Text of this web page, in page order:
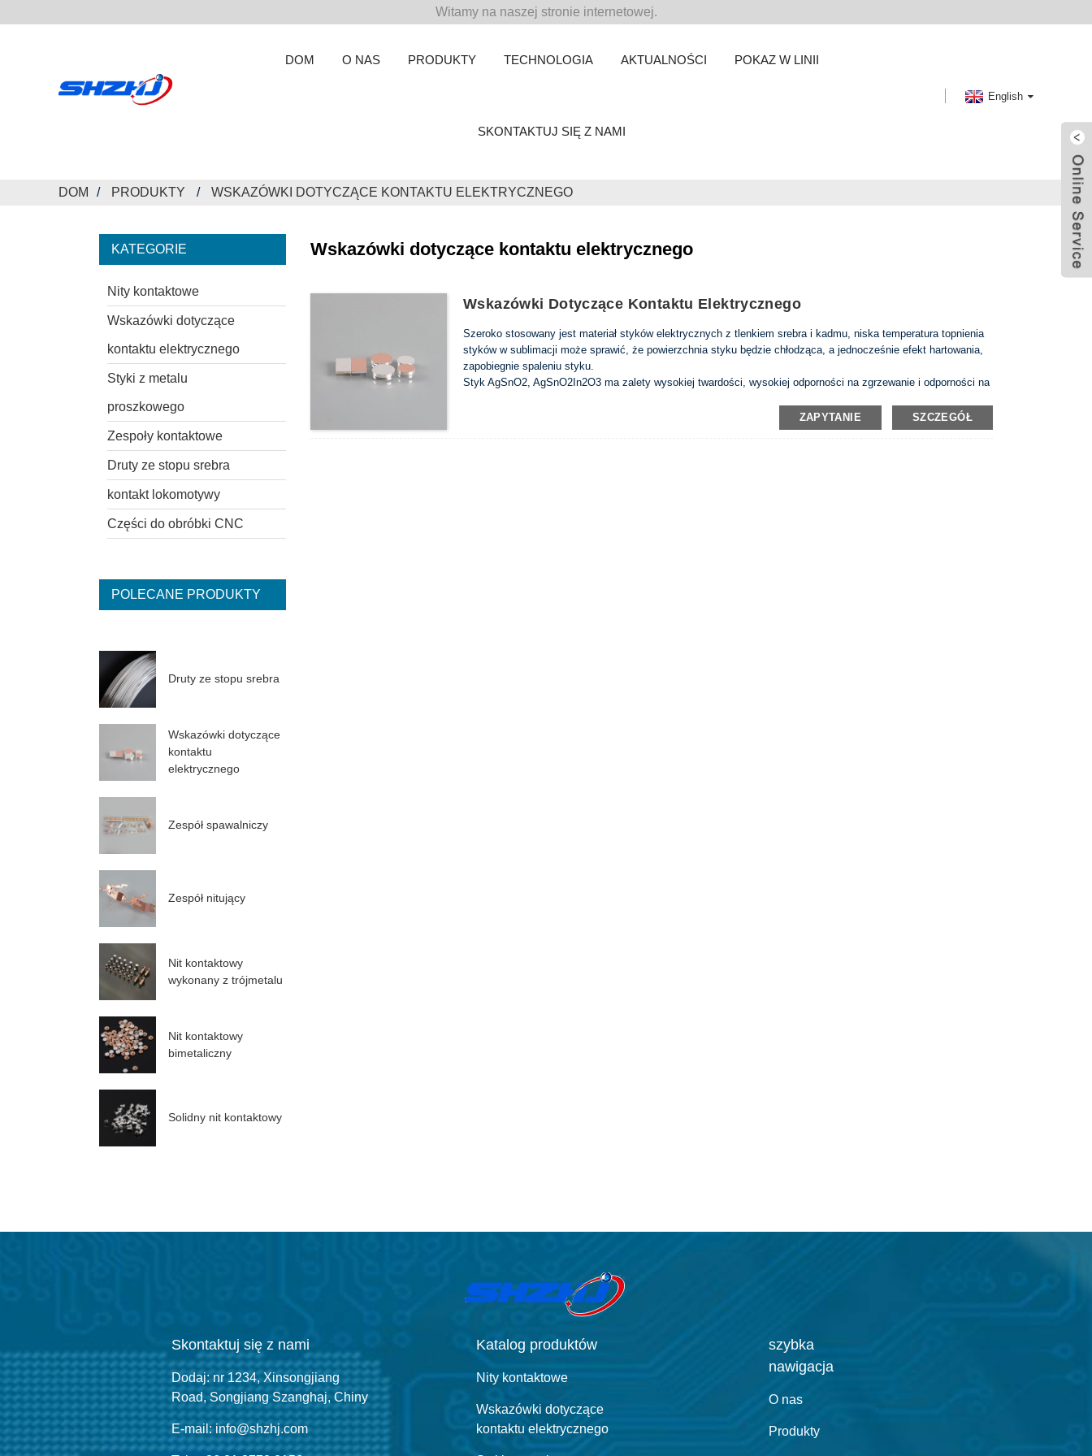
Witamy na naszej stronie internetowej.
DOM O NAS PRODUKTY TECHNOLOGIA AKTUALNOŚCI POKAZ W LINII
SKONTAKTUJ SIĘ Z NAMI
English
DOM PRODUKTY WSKAZÓWKI DOTYCZĄCE KONTAKTU ELEKTRYCZNEGO
KATEGORIE
Nity kontaktowe
Wskazówki dotyczące
kontaktu elektrycznego
Styki z metalu
proszkowego
Zespoły kontaktowe
Druty ze stopu srebra
kontakt lokomotywy
Części do obróbki CNC
POLECANE PRODUKTY
Druty ze stopu srebra
Wskazówki dotyczące
kontaktu
elektrycznego
Zespół spawalniczy
Zespół nitujący
Nit kontaktowy
wykonany z trójmetalu
Nit kontaktowy
bimetaliczny
Solidny nit kontaktowy
Wskazówki dotyczące kontaktu elektrycznego
Wskazówki Dotyczące Kontaktu Elektrycznego
Szeroko stosowany jest materiał styków elektrycznych z tlenkiem srebra i kadmu, niska temperatura topnienia
styków w sublimacji może sprawić, że powierzchnia styku będzie chłodząca, a jednocześnie efekt hartowania,
zapobiegnie spaleniu styku.
Styk AgSnO2, AgSnO2In2O3 ma zalety wysokiej twardości, wysokiej odporności na zgrzewanie i odporności na
Materiał ten jest najlepszym materiałem przyjaznym dla środowiska, który zastępuje AgCdO.
ZAPYTANIE SZCZEGÓŁ
Skontaktuj się z nami
Dodaj: nr 1234, Xinsongjiang
Road, Songjiang Szanghaj, Chiny
E-mail: info@shzhj.com
Katalog produktów
Nity kontaktowe
Wskazówki dotyczące
kontaktu elektrycznego
szybka
nawigacja
O nas
Produkty